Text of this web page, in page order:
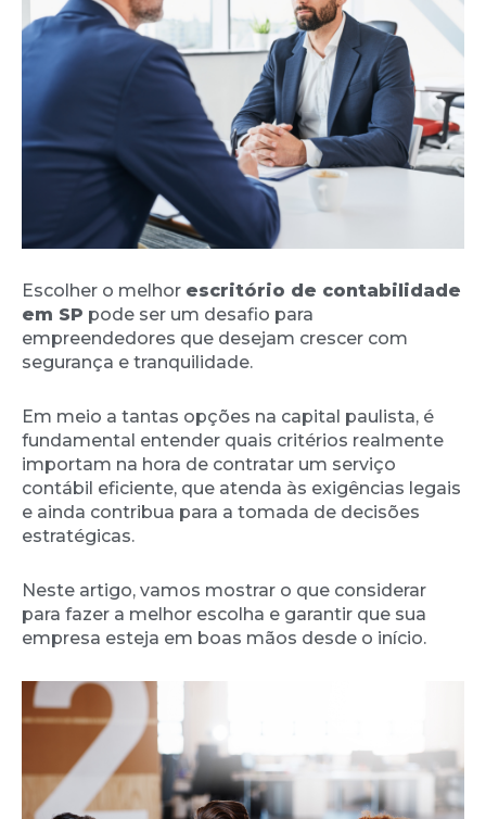
Escolher o melhor escritório de contabilidade
em SP pode ser um desafio para
empreendedores que desejam crescer com
segurança e tranquilidade.
Em meio a tantas opções na capital paulista, é
fundamental entender quais critérios realmente
importam na hora de contratar um serviço
contábil eficiente, que atenda às exigências legais
e ainda contribua para a tomada de decisões
estratégicas.
Neste artigo, vamos mostrar o que considerar
para fazer a melhor escolha e garantir que sua
empresa esteja em boas mãos desde o início.